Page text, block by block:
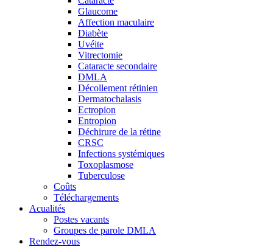
Glaucome
Affection maculaire
Diabète
Uvéite
Vitrectomie
Cataracte secondaire
DMLA
Décollement rétinien
Dermatochalasis
Ectropion
Entropion
Déchirure de la rétine
CRSC
Infections systémiques
Toxoplasmose
Tuberculose
Coûts
Téléchargements
Acualités
Postes vacants
Groupes de parole DMLA
Rendez-vous